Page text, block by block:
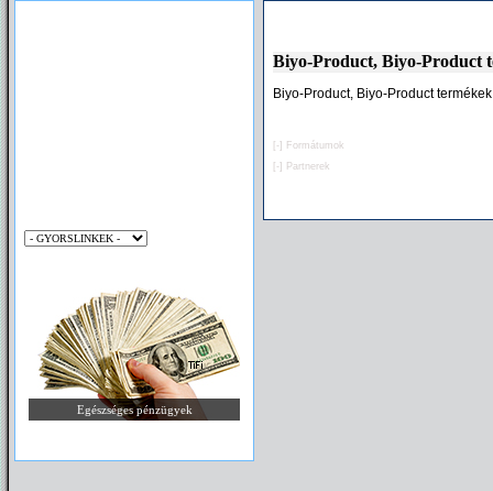
Egészséges pénzügyek
Biyo-Product, Biyo-Product
Biyo-Product, Biyo-Product termékek
[-]
Formátumok
[-]
Partnerek